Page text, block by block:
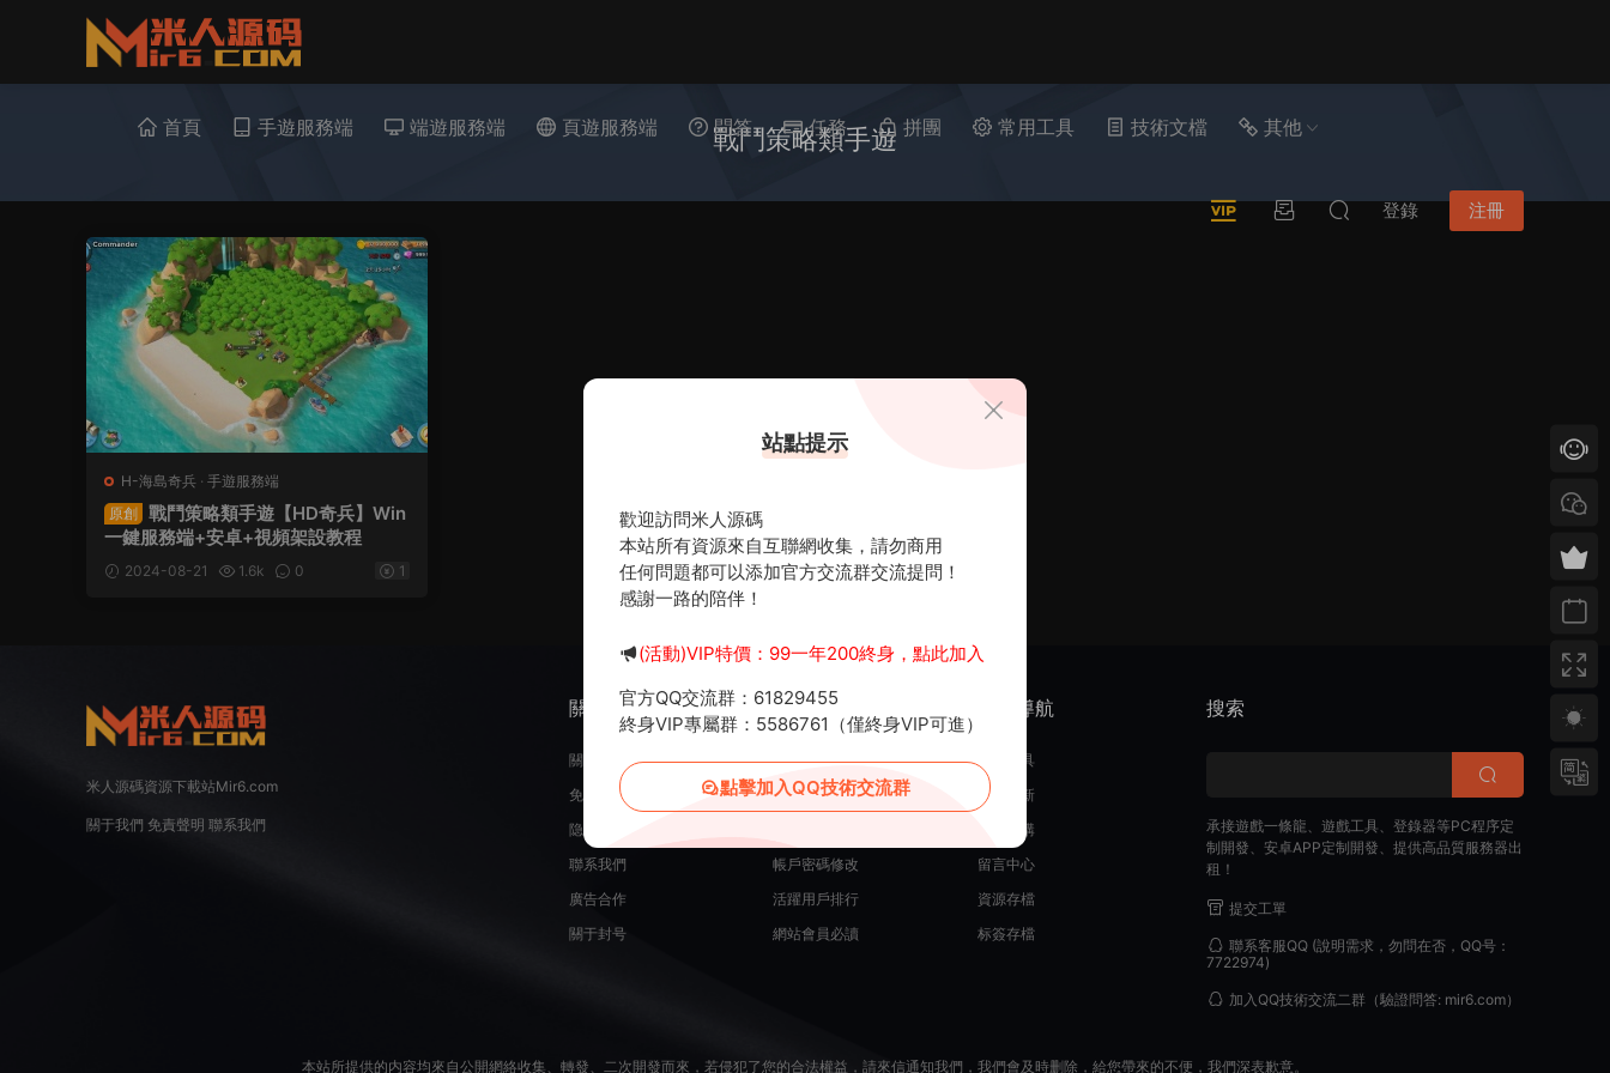
首頁 手遊服務端 端遊服務端 頁遊服務端 問答 任務 拼團 常用工具 技術文檔 其他
登錄 注冊
戰鬥策略類手遊
H-海島奇兵 · 手遊服務端
原創
戰鬥策略類手遊【HD奇兵】Win
一鍵服務端+安卓+視頻架設教程
2024-08-21 1.6k 0 1
米人源碼資源下載站Mir6.com
關于我們 免責聲明 聯系我們
關于我們
關于我們
免責申明
隐私政策
聯系我們
廣告合作
關于封号
服務支持
在線開通會員
源碼投稿發布
帳戶密碼修改
活躍用戶排行
網站會員必讀
熱門導航
常用工具
最近更新
源碼團購
留言中心
資源存檔
标簽存檔
搜索
承接遊戲一條龍、遊戲工具、登錄器等PC程序定
制開發、安卓APP定制開發、提供高品質服務器出
租！
提交工單
聯系客服QQ(說明需求，勿問在否，QQ号：
7722974)
加入QQ技術交流二群（驗證問答: mir6.com）
本站所提供的内容均來自公開網絡收集、轉發、二次開發而來，若侵犯了您的合法權益，請來信通知我們，我們會及時删除，給您帶來的不便，我們深表歉意。
站點提示
歡迎訪問米人源碼
本站所有資源來自互聯網收集，請勿商用
任何問題都可以添加官方交流群交流提問！
感謝一路的陪伴！
(活動)VIP特價：99一年200終身，點此加入
官方QQ交流群：61829455
終身VIP專屬群：5586761（僅終身VIP可進）
點擊加入QQ技術交流群